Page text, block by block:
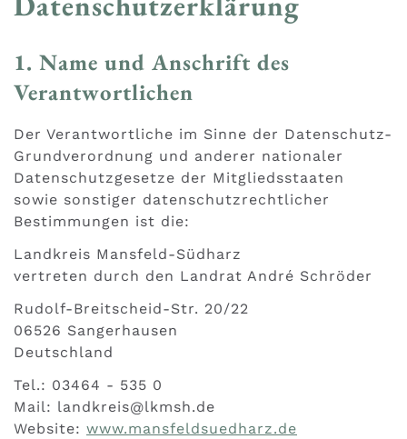
1. Name und Anschrift des
Verantwortlichen
Der Verantwortliche im Sinne der Datenschutz-
Grundverordnung und anderer nationaler
Datenschutzgesetze der Mitgliedsstaaten
sowie sonstiger datenschutzrechtlicher
Bestimmungen ist die:
Landkreis Mansfeld-Südharz
vertreten durch den Landrat André Schröder
Rudolf-Breitscheid-Str. 20/22
06526 Sangerhausen
Deutschland
Tel.: 03464 - 535 0
Mail: landkreis@lkmsh.de
Website: www.mansfeldsuedharz.de